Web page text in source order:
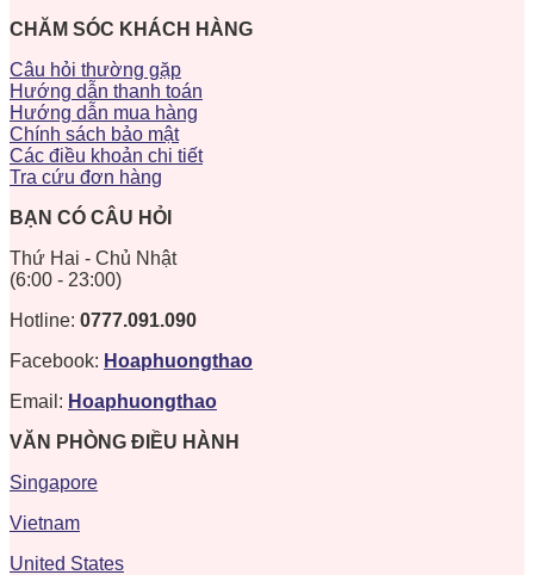
CHĂM SÓC KHÁCH HÀNG
Câu hỏi thường gặp
Hướng dẫn thanh toán
Hướng dẫn mua hàng
Chính sách bảo mật
Các điều khoản chi tiết
Tra cứu đơn hàng
BẠN CÓ CÂU HỎI
Thứ Hai - Chủ Nhật
(6:00 - 23:00)
Hotline: 0777.091.090
Facebook: Hoaphuongthao
Email: Hoaphuongthao
VĂN PHÒNG ĐIỀU HÀNH
Singapore
Vietnam
United States